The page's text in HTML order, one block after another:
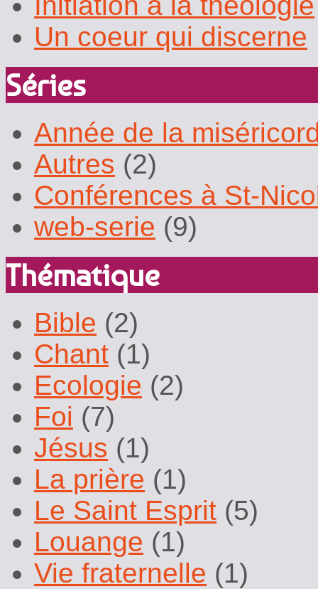
Un coeur qui discerne
Séries
Année de la
Autres (2)
Conférences à St-
web-serie (9)
Thématique
Bible (2)
Chant (1)
Ecologie (2)
Foi (7)
Jésus (1)
La prière (1)
Le Saint Esprit (5)
Louange (1)
Vie fraternelle (1)